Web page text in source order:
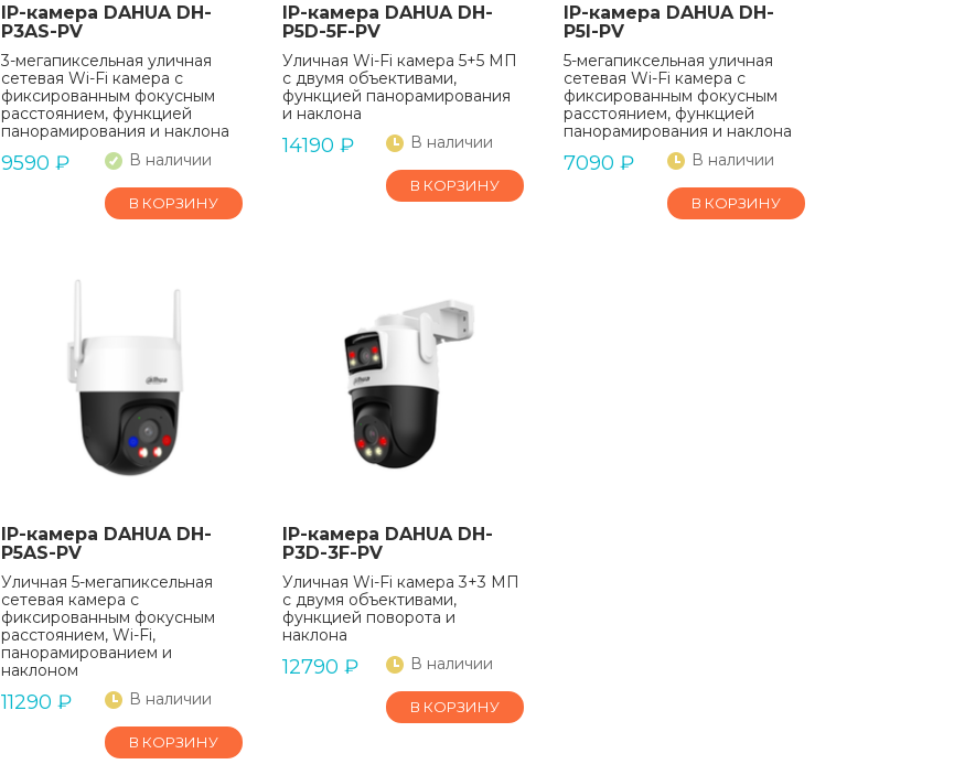
IP-камера DAHUA DH-
P3AS-PV
3-мегапиксельная уличная
сетевая Wi-Fi камера с
фиксированным фокусным
расстоянием, функцией
панорамирования и наклона
9590 ₽ В наличии
В КОРЗИНУ
IP-камера DAHUA DH-
P5D-5F-PV
Уличная Wi-Fi камера 5+5 МП
с двумя объективами,
функцией панорамирования
и наклона
14190 ₽ В наличии
В КОРЗИНУ
IP-камера DAHUA DH-
P5I-PV
5-мегапиксельная уличная
сетевая Wi-Fi камера с
фиксированным фокусным
расстоянием, функцией
панорамирования и наклона
7090 ₽ В наличии
В КОРЗИНУ
IP-камера DAHUA DH-
P5AS-PV
Уличная 5-мегапиксельная
сетевая камера с
фиксированным фокусным
расстоянием, Wi-Fi,
панорамированием и
наклоном
11290 ₽ В наличии
В КОРЗИНУ
IP-камера DAHUA DH-
P3D-3F-PV
Уличная Wi-Fi камера 3+3 МП
с двумя объективами,
функцией поворота и
наклона
12790 ₽ В наличии
В КОРЗИНУ